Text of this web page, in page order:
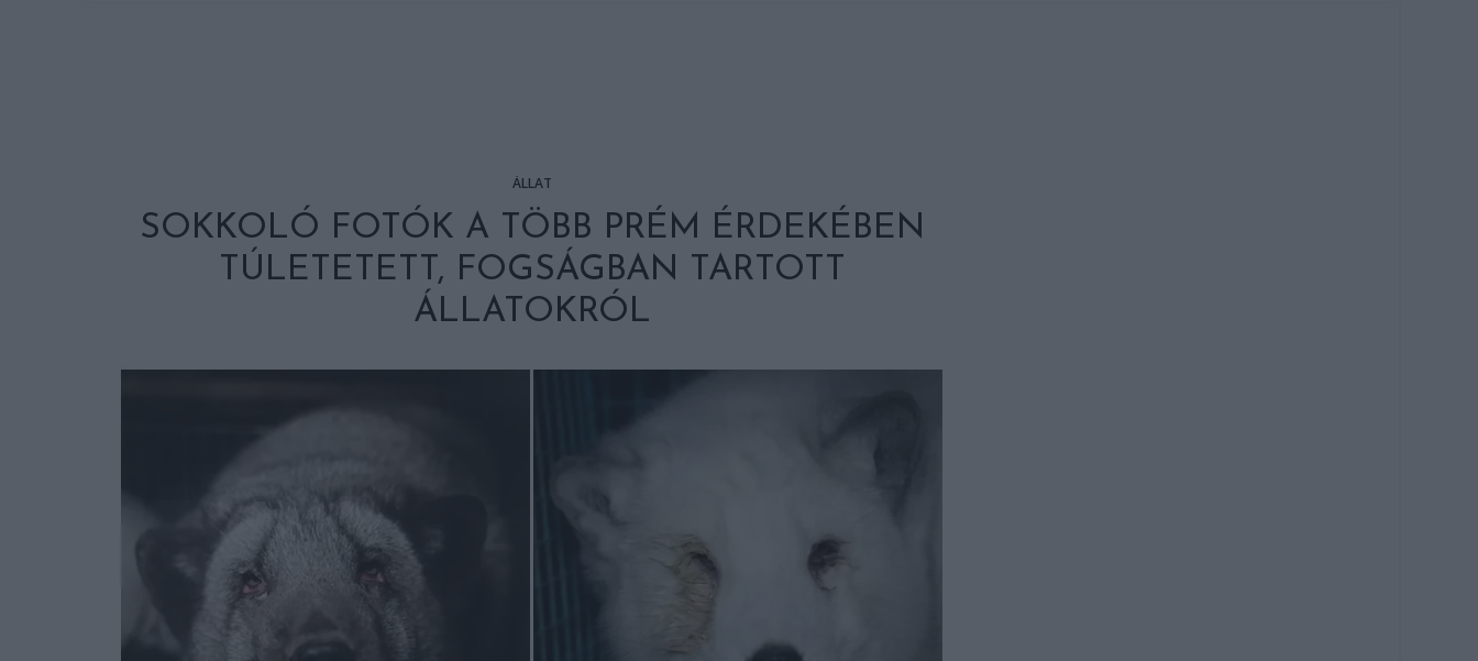
ÁLLAT
SOKKOLÓ FOTÓK A TÖBB PRÉM ÉRDEKÉBEN
TÚLETETETT, FOGSÁGBAN TARTOTT
ÁLLATOKRÓL